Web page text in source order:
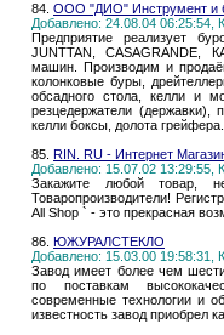
84. ООО "ДИО" Инструмент и
Добавлено: 24.08.04 06:25:54,
Предприятие реализует
JUNTTAN, CASAGRANDE,
машин. Производим и
колонковые буры,
обсадного стола, келли и
резцедержатели (державки),
келли боксы, долота грейфера.
85. RIN. RU - Интернет
Добавлено: 15.07.02 13:29:55,
Закажите любой товар,
Товаропроизводители!
All Shop ` - это прекрасная
86. ЮЖУРАЛСТЕКЛО
Добавлено: 15.03.00 19:58:31,
Завод имеет более чем
по поставкам
современные технологии и
известность завод приобрел